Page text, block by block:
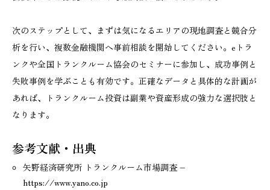
次のステップとして、まずは気になるエリアの現地調査と競合分
析を行い、複数金融機関へ事前相談を開始してください。eトラ
ンクや全国トランクルーム協会のセミナーに参加し、成功事例と
失敗事例を学ぶことも有効です。正確なデータと具体的な計画が
あれば、トランクルーム投資は副業や資産形成の強力な選択肢と
なります。
参考文献・出典
矢野経済研究所 トランクルーム市場調査 –
https://www.yano.co.jp